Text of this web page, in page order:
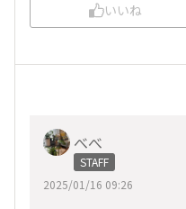
いいね
べべ
STAFF
2025/01/16 09:26